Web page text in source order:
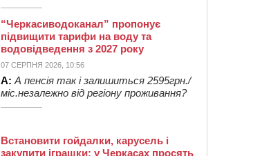
“Черкасиводоканал” пропонує
підвищити тарифи на воду та
водовідведення з 2027 року
07 СЕРПНЯ 2026, 10:56
А: А пенсія так і залишиться 2595грн./
міс.незалежно від регіону проживання?
Встановити гойдалки, карусель і
закупити іграшки: у Черкасах просять